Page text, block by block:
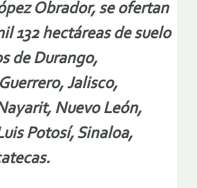
Obrador, se ofertan
132 hectáreas de suelo
de Durango,
Jalisco,
Nuevo León,
Potosí, Sinaloa,